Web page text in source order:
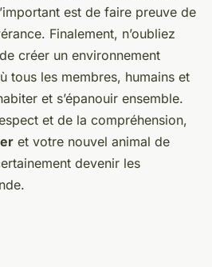
est de faire preuve de
Finalement, n’oubliez
créer un environnement
tous les membres, humains et
et s’épanouir ensemble.
et de la compréhension,
et votre nouvel animal de
devenir les